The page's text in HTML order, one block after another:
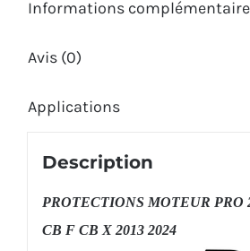
2025
Informations
Avis (0)
Applications
Description
PROTECTIONS MOTEUR PRO
CB F CB X 2013 2024